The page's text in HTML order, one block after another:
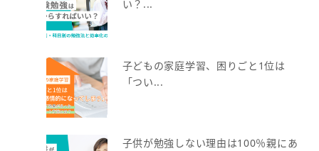
い？...
子どもの家庭学習、困りごと1位は
「つい...
子供が勉強しない理由は100％親にあ